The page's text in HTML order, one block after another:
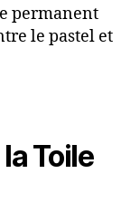
permanent
le pastel et
Toile